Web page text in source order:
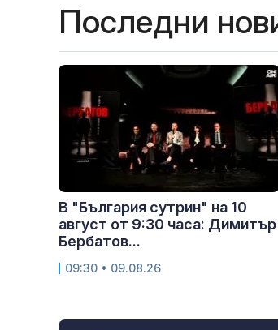
Последни
В "България сутрин" на 10
август от 9:30 часа: Димитър
Бербатов...
09:30 • 09.08.26